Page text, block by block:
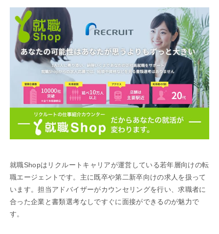
就職Shopはリクルートキャリアが運営している若年層向けの転
職エージェントです。主に既卒や第二新卒向けの求人を扱って
います。担当アドバイザーがカウンセリングを行い、求職者に
合った企業と書類選考なしですぐに面接ができるのが魅力で
す。